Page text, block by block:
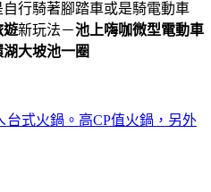
行騎著腳踏車或是騎電動車
遊新玩法－池上嗨咖微型電動車
湖大坡池一圈
式火鍋。高CP值火鍋，另外